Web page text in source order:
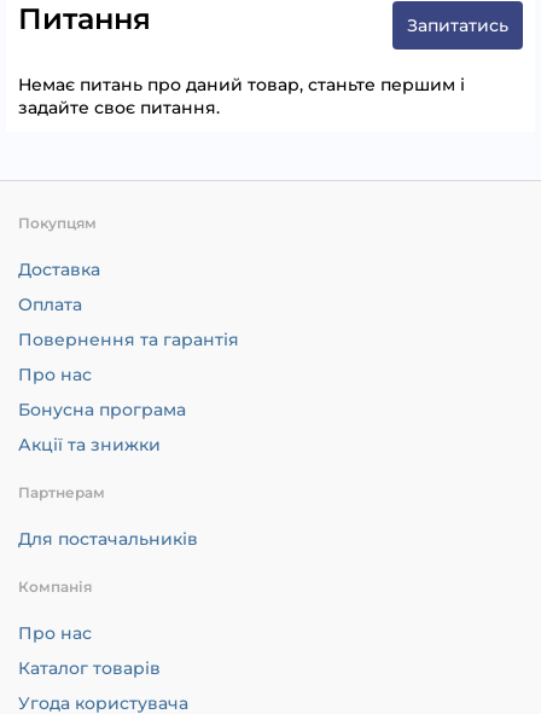
Питання Запитатись
Немає питань про даний товар, станьте першим і
задайте своє питання.
Покупцям
Доставка
Оплата
Повернення та гарантія
Про нас
Бонусна програма
Акції та знижки
Партнерам
Для постачальників
Компанія
Про нас
Каталог товарів
Угода користувача